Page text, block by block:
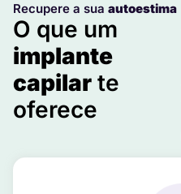
Recupere a sua autoestima
O que um
implante
capilar te
oferece